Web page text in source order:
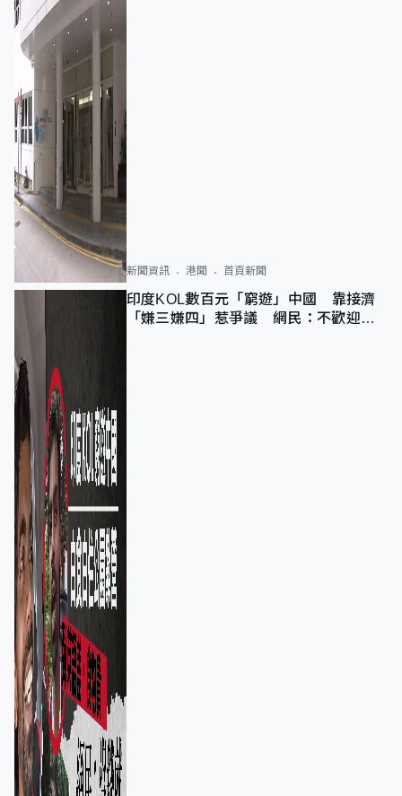
新聞資訊 港聞 首頁新聞
印度KOL數百元「窮遊」中國 靠接濟
「嫌三嫌四」惹爭議 網民：不歡迎劣